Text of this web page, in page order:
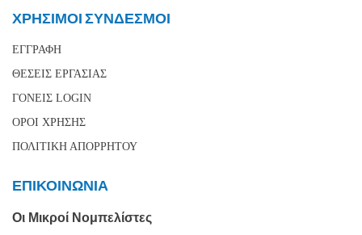
ΧΡΗΣΙΜΟΙ ΣΥΝΔΕΣΜΟΙ
ΕΓΓΡΑΦΗ
ΘΕΣΕΙΣ ΕΡΓΑΣΙΑΣ
ΓΟΝΕΙΣ LOGIN
ΟΡΟΙ ΧΡΗΣΗΣ
ΠΟΛΙΤΙΚΗ ΑΠΟΡΡΗΤΟΥ
ΕΠΙΚΟΙΝΩΝΙΑ
Οι Μικροί Νομπελίστες